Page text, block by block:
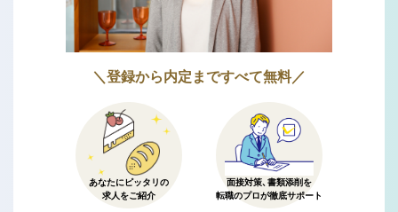
＼登録から内定まですべて無料／
あなたにピッタリの
求人をご紹介
面接対策、書類添削を
転職のプロが徹底サポート